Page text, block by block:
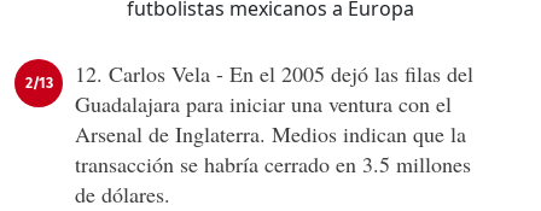
2/13
12. Carlos Vela - En el 2005 dejó las filas del
Guadalajara para iniciar una ventura con el
Arsenal de Inglaterra. Medios indican que la
transacción se habría cerrado en 3.5 millones
de dólares.